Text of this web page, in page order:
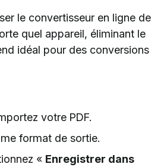
le convertisseur en ligne de
quel appareil, éliminant le
idéal pour des conversions
votre PDF.
format de sortie.
« Enregistrer dans